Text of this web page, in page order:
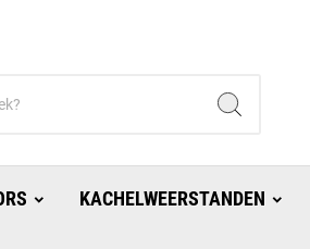
KACHELWEERSTANDEN